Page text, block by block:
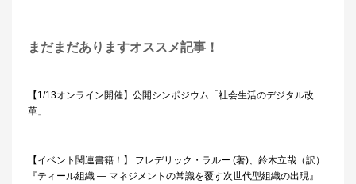
まだまだありますオススメ記事！
【1/13オンライン開催】公開シンポジウム「社会生活のデジタル改
革」
【イベント関連書籍！】 フレデリック・ラルー (著)、鈴木立哉（訳）
『ティール組織 ― マネジメントの常識を覆す次世代型組織の出現』